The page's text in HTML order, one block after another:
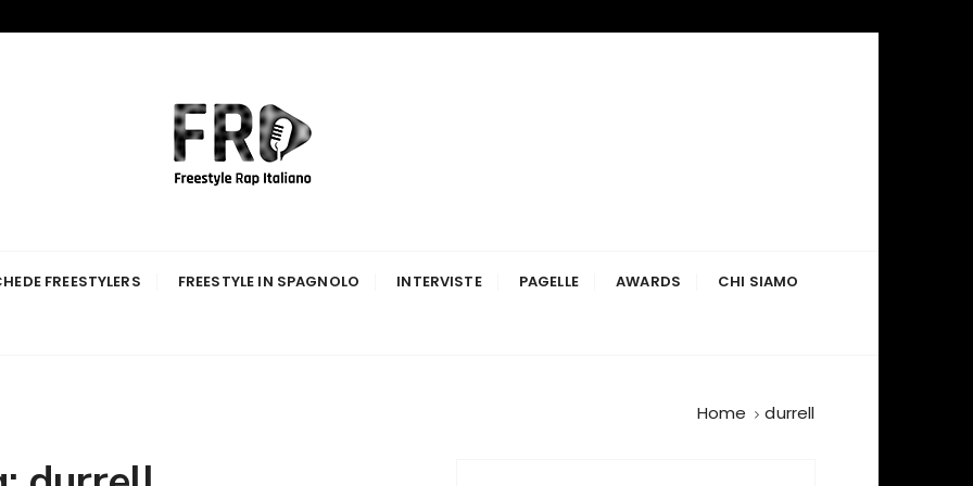
Italiano
FREESTYLERS FREESTYLE IN SPAGNOLO INTERVISTE PAGELLE AWARDS CHI SIAMO
Home durrell